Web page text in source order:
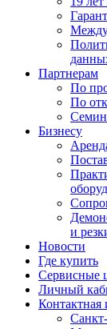
Партнерам
По
По
Бизнесу
и
Новости
Где купить
Сервисные
Личный